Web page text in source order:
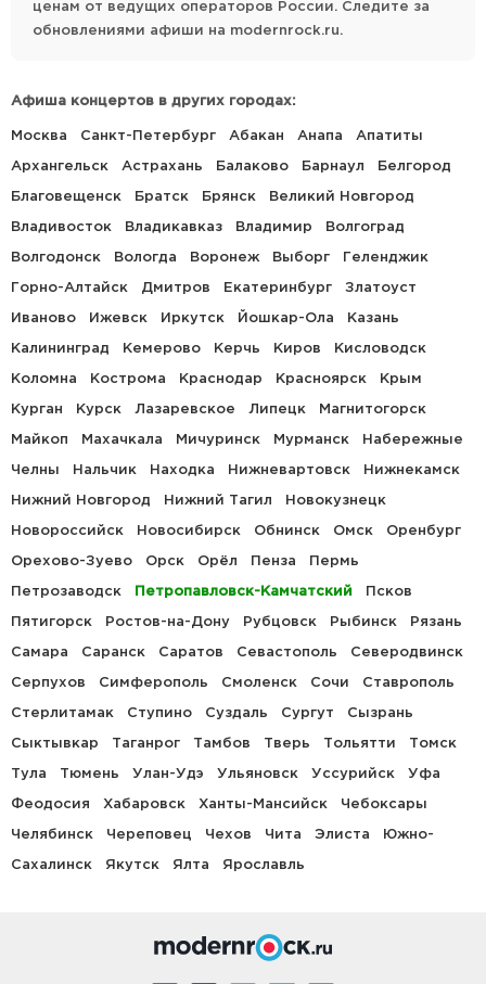
ценам от ведущих операторов России. Следите за
обновлениями афиши на modernrock.ru.
Афиша концертов в других городах:
Москва Санкт-Петербург Абакан Анапа Апатиты
Архангельск Астрахань Балаково Барнаул Белгород
Благовещенск Братск Брянск Великий Новгород
Владивосток Владикавказ Владимир Волгоград
Волгодонск Вологда Воронеж Выборг Геленджик
Горно-Алтайск Дмитров Екатеринбург Златоуст
Иваново Ижевск Иркутск Йошкар-Ола Казань
Калининград Кемерово Керчь Киров Кисловодск
Коломна Кострома Краснодар Красноярск Крым
Курган Курск Лазаревское Липецк Магнитогорск
Майкоп Махачкала Мичуринск Мурманск Набережные
Челны Нальчик Находка Нижневартовск Нижнекамск
Нижний Новгород Нижний Тагил Новокузнецк
Новороссийск Новосибирск Обнинск Омск Оренбург
Орехово-Зуево Орск Орёл Пенза Пермь
Петрозаводск Петропавловск-Камчатский Псков
Пятигорск Ростов-на-Дону Рубцовск Рыбинск Рязань
Самара Саранск Саратов Севастополь Северодвинск
Серпухов Симферополь Смоленск Сочи Ставрополь
Стерлитамак Ступино Суздаль Сургут Сызрань
Сыктывкар Таганрог Тамбов Тверь Тольятти Томск
Тула Тюмень Улан-Удэ Ульяновск Уссурийск Уфа
Феодосия Хабаровск Ханты-Мансийск Чебоксары
Челябинск Череповец Чехов Чита Элиста Южно-
Сахалинск Якутск Ялта Ярославль